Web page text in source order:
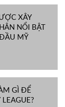
XÂY
NỔI BẬT
MỸ
GÌ ĐỂ